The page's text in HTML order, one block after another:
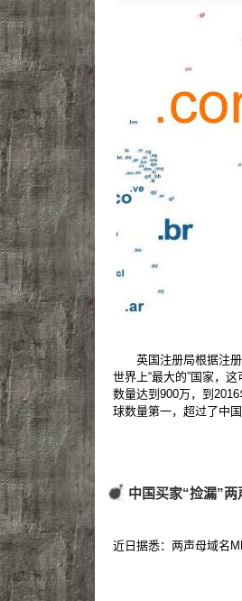
英国注册局根据注册
世界上“最大的”国家，
数量达到900万，到
球数量第一，超过了中国
中国买家“捡漏”两
近日据悉：两声母域名